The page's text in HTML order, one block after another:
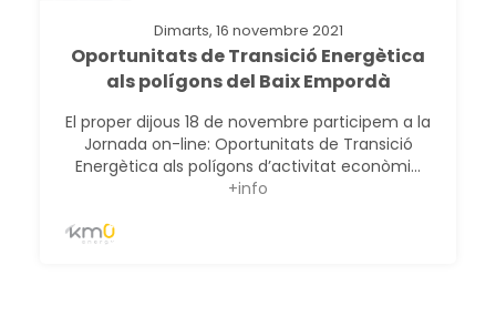
Dimarts, 16 novembre 2021
Oportunitats de Transició Energètica
als polígons del Baix Empordà
El proper dijous 18 de novembre participem a la
Jornada on-line: Oportunitats de Transició
Energètica als polígons d’activitat econòmi...
+info